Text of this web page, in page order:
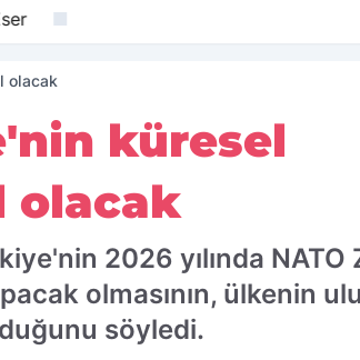
olacak
küresel
olacak
2026 yılında NATO
olmasının, ülkenin
söyledi.